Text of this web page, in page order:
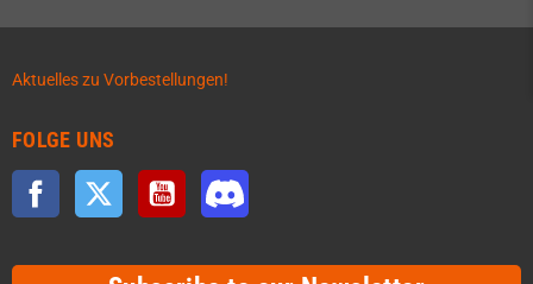
Aktuelles zu Vorbestellungen!
FOLGE UNS
Facebook Twitter YouTube